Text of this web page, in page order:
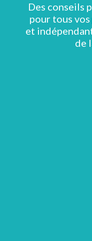
Des conseils
pour tous
et
de